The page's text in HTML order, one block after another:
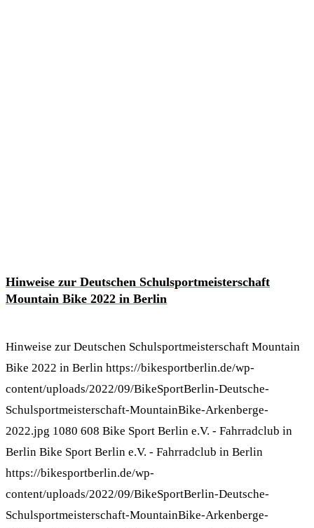
Hinweise zur Deutschen Schulsportmeisterschaft
Mountain Bike 2022 in Berlin
Hinweise zur Deutschen Schulsportmeisterschaft Mountain
Bike 2022 in Berlin https://bikesportberlin.de/wp-
content/uploads/2022/09/BikeSportBerlin-Deutsche-
Schulsportmeisterschaft-MountainBike-Arkenberge-
2022.jpg 1080 608 Bike Sport Berlin e.V. - Fahrradclub in
Berlin Bike Sport Berlin e.V. - Fahrradclub in Berlin
https://bikesportberlin.de/wp-
content/uploads/2022/09/BikeSportBerlin-Deutsche-
Schulsportmeisterschaft-MountainBike-Arkenberge-